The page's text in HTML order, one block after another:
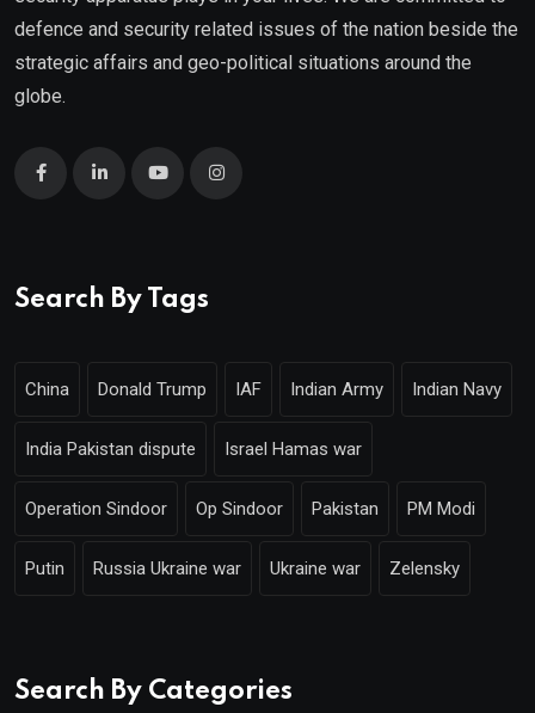
defence and security related issues of the nation beside the
strategic affairs and geo-political situations around the
globe.
Search By Tags
China Donald Trump IAF Indian Army Indian Navy
India Pakistan dispute Israel Hamas war
Operation Sindoor Op Sindoor Pakistan PM Modi
Putin Russia Ukraine war Ukraine war Zelensky
Search By Categories